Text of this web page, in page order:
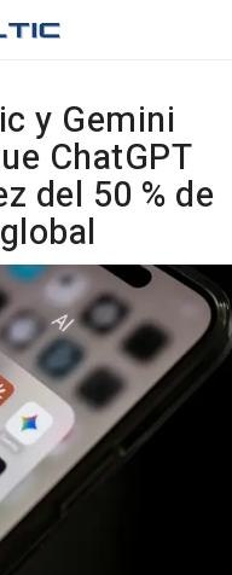
y Gemini
ChatGPT
del 50 % de